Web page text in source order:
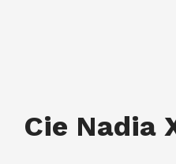
Cie Nadia